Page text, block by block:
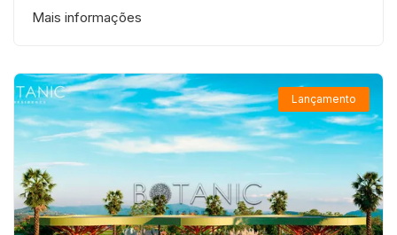
Mais informações
Lançamento